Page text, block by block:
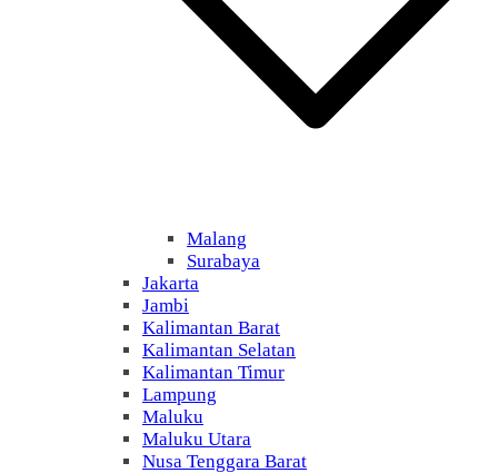
Malang
Surabaya
Jakarta
Jambi
Kalimantan Barat
Kalimantan Selatan
Kalimantan Timur
Lampung
Maluku
Maluku Utara
Nusa Tenggara Barat